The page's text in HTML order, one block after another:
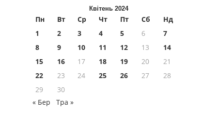
Квітень 2024
Пн Вт Ср Чт Пт Сб
Нд
1
2 3 4 5 6
7
8
9 10 11 12 13
14
15
16 17 18 19 20
21
22
23 24 25 26 27
28
29
30
« Бер
Тра »